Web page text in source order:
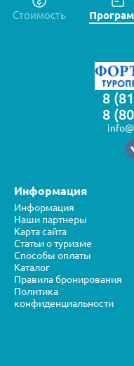
Стоимость
8
8
Информация
Информация
Наши партнеры
Карта сайта
Статьи о туризме
Способы оплаты
Каталог
Правила бронирования
Политика
конфиденциальности